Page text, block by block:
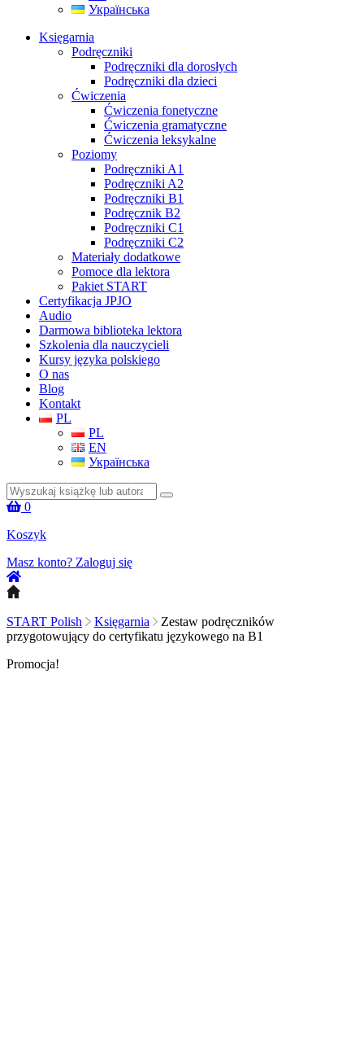
Українська
Księgarnia
Podręczniki
Podręczniki dla dorosłych
Podręczniki dla dzieci
Ćwiczenia
Ćwiczenia fonetyczne
Ćwiczenia gramatyczne
Ćwiczenia leksykalne
Poziomy
Podręczniki A1
Podręczniki A2
Podręczniki B1
Podręcznik B2
Podręczniki C1
Podręczniki C2
Materiały dodatkowe
Pomoce dla lektora
Pakiet START
Certyfikacja JPJO
Audio
Darmowa biblioteka lektora
Szkolenia dla nauczycieli
Kursy języka polskiego
O nas
Blog
Kontakt
PL
PL
EN
Українська
Szukaj:
0
Koszyk
Masz konto? Zaloguj się
START Polish Księgarnia
Zestaw podręczników
przygotowujący do certyfikatu językowego na B1
Promocja!